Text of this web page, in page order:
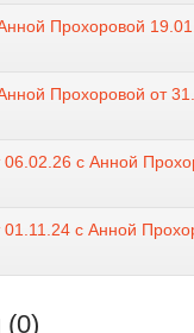
Прохоровой
Прохоровой от
06.02.26 с Анной
с Анной
(0)